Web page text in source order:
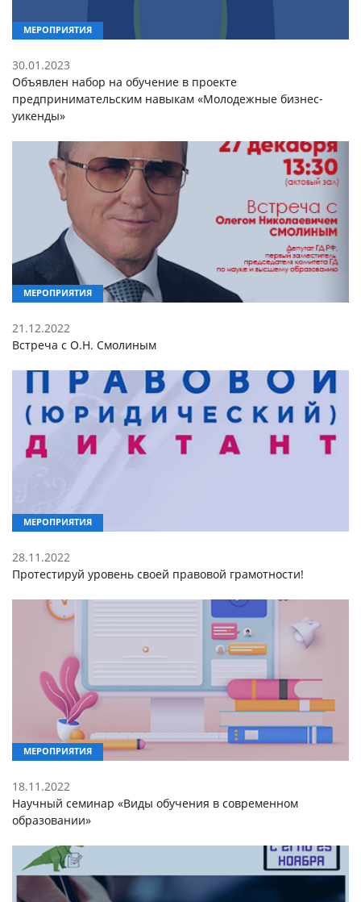
МЕРОПРИЯТИЯ
30.01.2023
Объявлен набор на обучение в проекте
предпринимательским навыкам «Молодежные бизнес-
уикенды»
МЕРОПРИЯТИЯ
21.12.2022
Встреча с О.Н. Смолиным
МЕРОПРИЯТИЯ
28.11.2022
Протестируй уровень своей правовой грамотности!
МЕРОПРИЯТИЯ
18.11.2022
Научный семинар «Виды обучения в современном
образовании»